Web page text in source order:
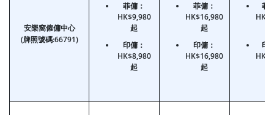
安樂窩僱傭中心
(牌照號碼:66791)
菲傭：
HK$9,980
起
印傭：
HK$8,980
起
菲傭：
HK$16,980
起
印傭：
HK$16,980
起
菲
印